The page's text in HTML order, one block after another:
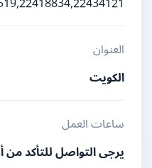
العنوان
الكويت
ساعات العمل
يرجى التواصل للتأكد من